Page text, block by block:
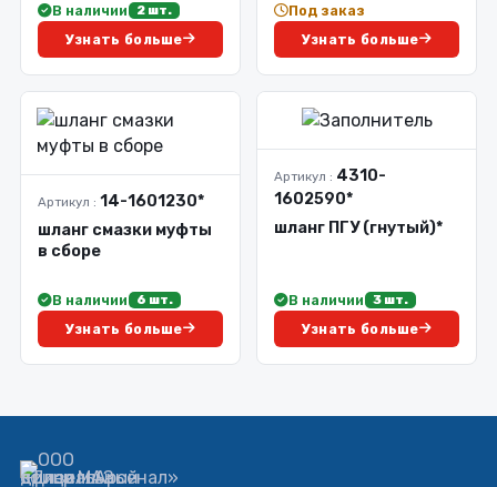
В наличии 2 шт.
Узнать больше
Под заказ
Узнать больше
Артикул : 14-1601230*
шланг смазки муфты
в сборе
В наличии 6 шт.
Узнать больше
Артикул : 4310-
1602590*
шланг ПГУ (гнутый)*
В наличии 3 шт.
Узнать больше